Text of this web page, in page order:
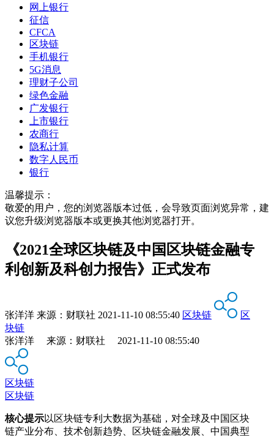
网上银行
征信
CFCA
区块链
手机银行
5G消息
理财子公司
绿色金融
广发银行
上市银行
农商行
隐私计算
数字人民币
银行
温馨提示：
敬爱的用户，您的浏览器版本过低，会导致页面浏览异常，建
议您升级浏览器版本或更换其他浏览器打开。
《2021全球区块链及中国区块链金融专
利创新及科创力报告》正式发布
张洋洋 来源： 财联社 2021-11-10 08:55:40 区块链
区
块链
张洋洋 来源：财联社 2021-11-10 08:55:40
区块链
区块链
核心提示以区块链专利大数据为基础，对全球及中国区块
链产业分布、技术创新趋势、区块链金融发展、中国典型